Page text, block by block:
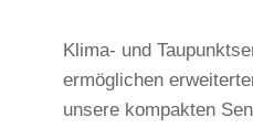
Klima- und
ermöglichen
unsere kompakten